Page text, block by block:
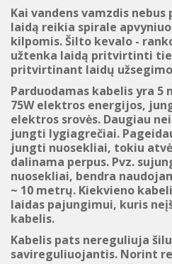
Kai vandens vamzdis
laidą reikia spirale
kilpomis. Šilto kevalo -
užtenka laidą pritvirtinti
pritvirtinant laidų
Parduodamas kabelis yra
75W elektros energijos,
elektros srovės. Daugiau
jungti lygiagrečiai.
jungti nuosekliai, tokiu
dalinama perpus. Pvz.
nuosekliai, bendra
~ 10 metrų. Kiekvieno
laidas pajungimui, kuris
kabelis.
Kabelis pats nereguliuja
savireguliuojantis. Norint